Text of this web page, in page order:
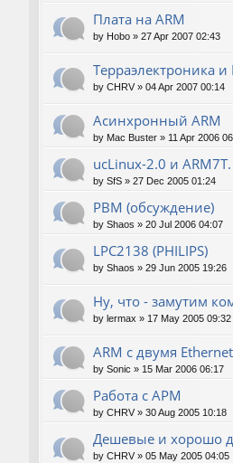
Плата на ARM
by Hobo » 27 Apr 2007 02:43
Терраэлектроника и
by CHRV » 04 Apr 2007 00:14
Асинхронный ARM
by Mac Buster » 11 Apr 2006
ucLinux-2.0 и
by SfS » 27 Dec 2005 01:24
РВМ (обсуждение)
by Shaos » 20 Jul 2006 04:07
LPC2138 (PHILIPS)
by Shaos » 29 Jun 2005 19:26
Ну, что - замутим
by lermax » 17 May 2005 09:32
ARM с двумя
by Sonic » 15 Mar 2006 06:17
Работа с АРМ
by CHRV » 30 Aug 2005 10:18
Дешевые и хорошо
by CHRV » 05 May 2005 04:05